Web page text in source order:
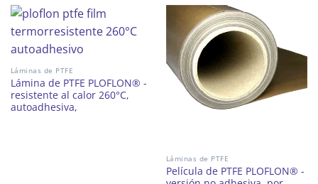
Láminas de PTFE
Lámina de PTFE PLOFLON® -
resistente al calor 260°C,
autoadhesiva,
Láminas de PTFE
Película de PTFE PLOFLON® -